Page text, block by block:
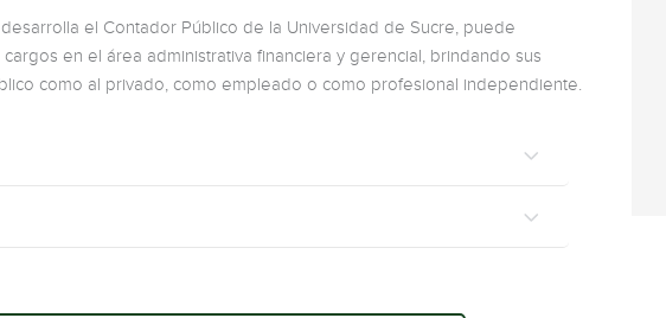
el Contador Público de la Universidad de Sucre, puede
en el área administrativa financiera y gerencial, brindando sus
como al privado, como empleado o como profesional independiente.